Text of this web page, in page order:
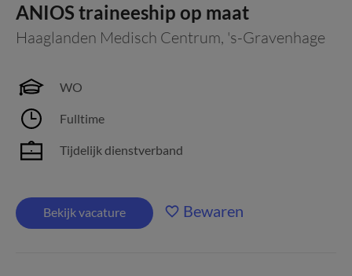
ANIOS traineeship op maat
Haaglanden Medisch Centrum, 's-Gravenhage
WO
Fulltime
Tijdelijk dienstverband
Bekijk vacature Bewaren